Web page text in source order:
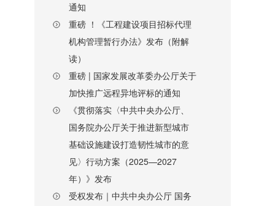
通知
重磅 ！《工程建设项目招标代理
机构管理暂行办法》发布（附解
读）
重磅 | 国家发展改革委办公厅关于
加快推广远程异地评标的通知
《贯彻落实〈中共中央办公厅、
国务院办公厅关于推进新型城市
基础设施建设打造韧性城市的意
见〉行动方案（2025—2027
年）》发布
受权发布｜中共中央办公厅 国务